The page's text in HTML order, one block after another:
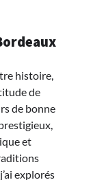
histoire,
de
de bonne
et
explorés